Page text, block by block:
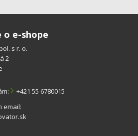
o e-shope
s r. o.
2
+421 55 6780015
email: